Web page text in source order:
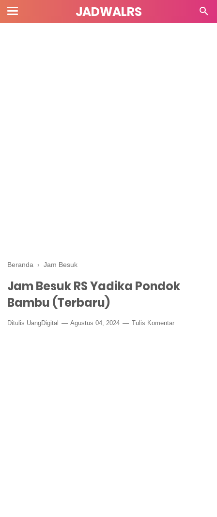
JADWALRS
Beranda › Jam Besuk
Jam Besuk RS Yadika Pondok
Bambu (Terbaru)
Ditulis UangDigital Agustus 04, 2024 Tulis Komentar